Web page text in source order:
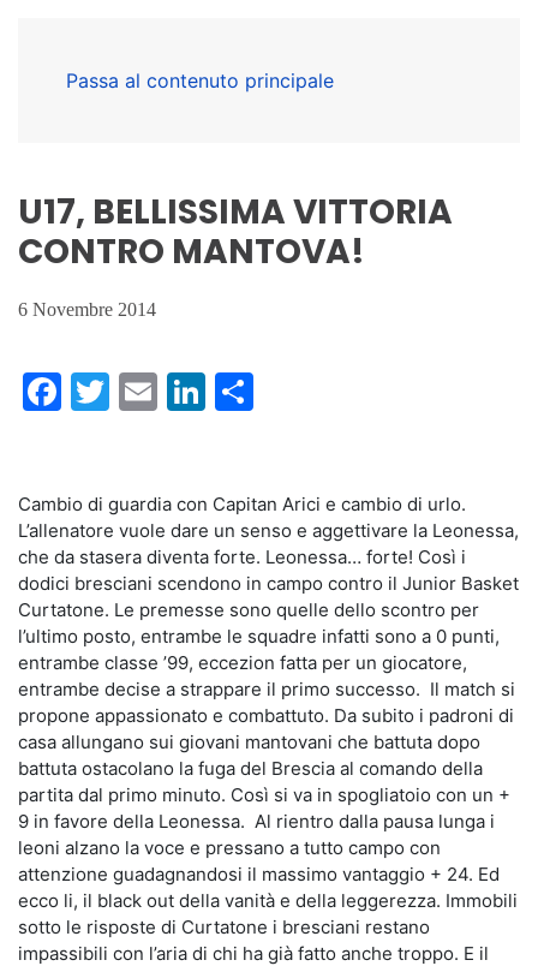
Passa al contenuto principale
U17, BELLISSIMA VITTORIA
CONTRO MANTOVA!
6 Novembre 2014
Facebook
Twitter
EmailLinkedIn
Cambio di guardia con Capitan Arici e cambio di urlo.
L’allenatore vuole dare un senso e aggettivare la Leonessa,
che da stasera diventa forte. Leonessa… forte! Così i
dodici bresciani scendono in campo contro il Junior Basket
Curtatone. Le premesse sono quelle dello scontro per
l’ultimo posto, entrambe le squadre infatti sono a 0 punti,
entrambe classe ’99, eccezion fatta per un giocatore,
entrambe decise a strappare il primo successo. Il match si
propone appassionato e combattuto. Da subito i padroni di
casa allungano sui giovani mantovani che battuta dopo
battuta ostacolano la fuga del Brescia al comando della
partita dal primo minuto. Così si va in spogliatoio con un +
9 in favore della Leonessa. Al rientro dalla pausa lunga i
leoni alzano la voce e pressano a tutto campo con
attenzione guadagnandosi il massimo vantaggio + 24. Ed
ecco li, il black out della vanità e della leggerezza. Immobili
sotto le risposte di Curtatone i bresciani restano
impassibili con l’aria di chi ha già fatto anche troppo. E il